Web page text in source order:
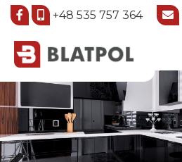
+48 535 757 364